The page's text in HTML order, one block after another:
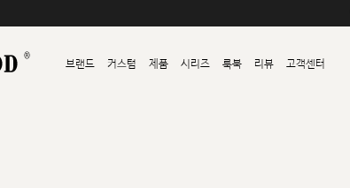
브랜드 커스텀 제품 시리즈 룩북 리뷰 고객센터